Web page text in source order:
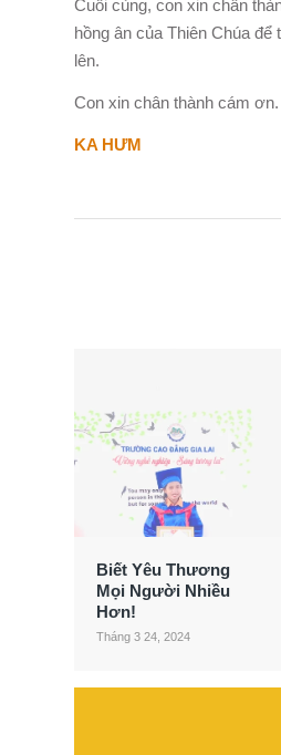
Cuối cùng, con xin chân
hồng ân của Thiên Chúa
lên.
Con xin chân thành cám ơn.
KA HƯM
Biết Yêu Thương
Mọi Người Nhiều
Hơn!
Tháng 3 24, 2024